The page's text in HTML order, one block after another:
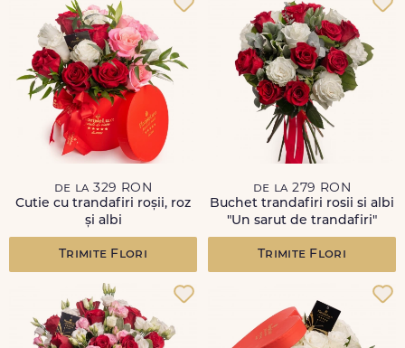
de la 329 RON
Cutie cu trandafiri roșii, roz
și albi
Trimite Flori
de la 279 RON
Buchet trandafiri rosii si albi
"Un sarut de trandafiri"
Trimite Flori